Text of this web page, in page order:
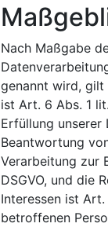
Nach Maßgabe
genannt wird, gilt
ist Art. 6 Abs. 1
Erfüllung unserer
Beantwortung
Verarbeitung zur
DSGVO, und die
Interessen ist
betroffenen